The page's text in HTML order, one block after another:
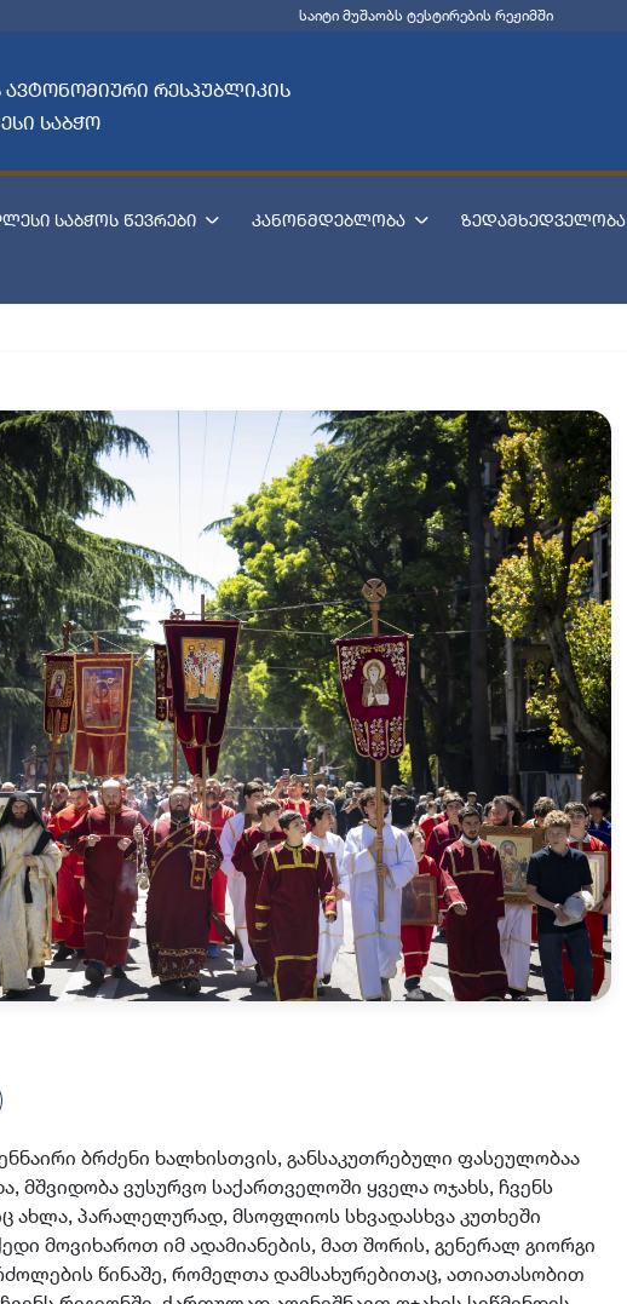
საიტი მუშაობს ტესტირების რეჟიმში
ავტონომიური რესპუბლიკის
საბჭო
საბჭოს წევრები კანონმდებლობა ზედამხედველობა
ბრძენი ხალხისთვის, განსაკუთრებული ფასეულობაა
მშვიდობა ვუსურვო საქართველოში ყველა ოჯახს, ჩვენს
ახლა, პარალელურად, მსოფლიოს სხვადასხვა კუთხეში
მოვიხაროთ იმ ადამიანების, მათ შორის, გენერალ გიორგი
წინაშე, რომელთა დამსახურებითაც, ათიათასობით